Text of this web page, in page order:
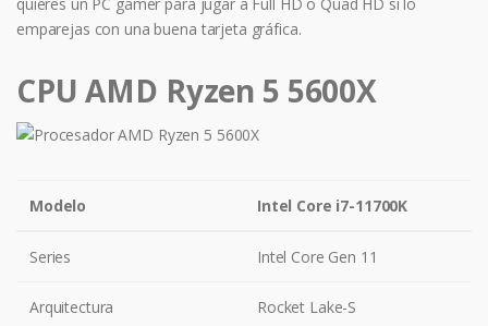
emparejas con una buena tarjeta gráfica.
CPU AMD Ryzen 5 5600X
Modelo Intel Core i7-11700K
Series Intel Core Gen 11
Arquitectura Rocket Lake-S